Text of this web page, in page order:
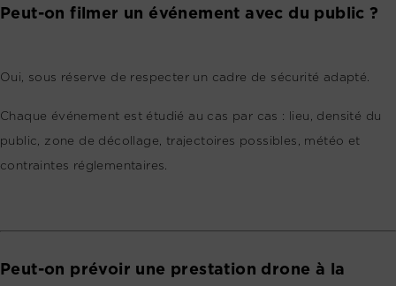
Peut-on filmer un événement avec du public ?
Oui, sous réserve de respecter un cadre de sécurité adapté.
Chaque événement est étudié au cas par cas : lieu, densité du
public, zone de décollage, trajectoires possibles, météo et
contraintes réglementaires.
Peut-on prévoir une prestation drone à la